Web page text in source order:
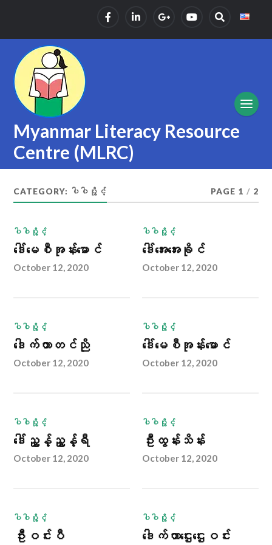
Myanmar Literacy Resource
Centre (MLRC)
CATEGORY: ပါဝါပွိုင့် PAGE 1 / 2
ပါဝါပွိုင့်
ဒေါ်မေစီအုန်းမောင်
October 12, 2020
ပါဝါပွိုင့်
ဒေါ်အေးအေးခိုင်
October 12, 2020
ပါဝါပွိုင့်
ဒေါက်တာတင်ညို
October 12, 2020
ပါဝါပွိုင့်
ဒေါ်မေစီအုန်းမောင်
October 12, 2020
ပါဝါပွိုင့်
ဒေါ်ညွှန့်ညွှန့်ရီ
October 12, 2020
ပါဝါပွိုင့်
ဦးထွန်းသိန်း
October 12, 2020
ပါဝါပွိုင့်
ဦးဝင်းပီ
ပါဝါပွိုင့်
ဒေါက်တာဌေးဌေး‌ဝင်း